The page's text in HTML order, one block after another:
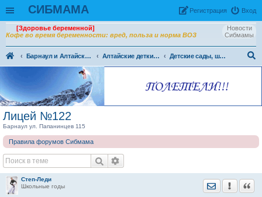
СИБМАМА Вход
Рeгиcтpaция
Новости
Сибмамы
[Здоровье беременной]
Кофе во время беременности: вред, польза и норма ВОЗ
Барнаул и Алтайский край Алтайские детки - все о воспитании детей в Барнауле и Алтайском крае
Детские сады, школы, вузы, ссузы Барнаула и Алтайского края
Лицей №122
Барнаул ул. Папанинцев 115
Правила форумов Сибмама
Степ-Леди
Школьные годы
Отправить